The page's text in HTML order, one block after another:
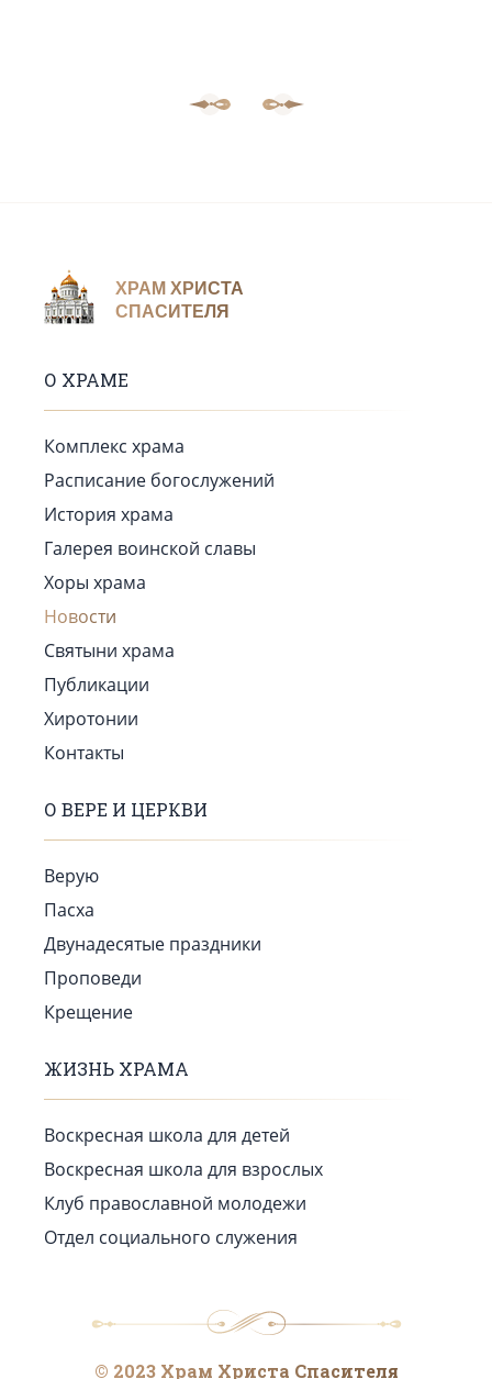
ХРАМ ХРИСТА
СПАСИТЕЛЯ
О ХРАМЕ
Комплекс храма
Расписание богослужений
История храма
Галерея воинской славы
Хоры храма
Новости
Святыни храма
Публикации
Хиротонии
Контакты
О ВЕРЕ И ЦЕРКВИ
Верую
Пасха
Двунадесятые праздники
Проповеди
Крещение
ЖИЗНЬ ХРАМА
Воскресная школа для детей
Воскресная школа для взрослых
Клуб православной молодежи
Отдел социального служения
© 2023 Храм Христа Спасителя